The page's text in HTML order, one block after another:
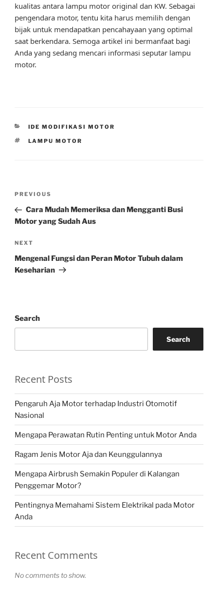
kualitas antara lampu motor original dan KW. Sebagai
pengendara motor, tentu kita harus memilih dengan
bijak untuk mendapatkan pencahayaan yang optimal
saat berkendara. Semoga artikel ini bermanfaat bagi
Anda yang sedang mencari informasi seputar lampu
motor.
CATEGORIES
IDE MODIFIKASI MOTOR
TAGS
LAMPU MOTOR
Previous
Post
PREVIOUS
Cara Mudah Memeriksa dan Mengganti Busi
Motor yang Sudah Aus
Next
Post
NEXT
Mengenal Fungsi dan Peran Motor Tubuh dalam
Keseharian
Search
Search
Recent Posts
Pengaruh Aja Motor terhadap Industri Otomotif
Nasional
Mengapa Perawatan Rutin Penting untuk Motor Anda
Ragam Jenis Motor Aja dan Keunggulannya
Mengapa Airbrush Semakin Populer di Kalangan
Penggemar Motor?
Pentingnya Memahami Sistem Elektrikal pada Motor
Anda
Recent Comments
No comments to show.